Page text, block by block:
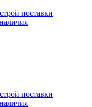
поставки
поставки